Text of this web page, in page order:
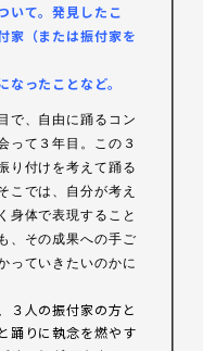
いて。発見したこ
家（または振付家を
ったことなど。
で、自由に踊るコン
って３年目。この３
り付けを考えて踊る
こでは、自分が考え
身体で表現すること
、その成果への手ご
っていきたいのかに
３人の振付家の方と
踊りに執念を燃やす